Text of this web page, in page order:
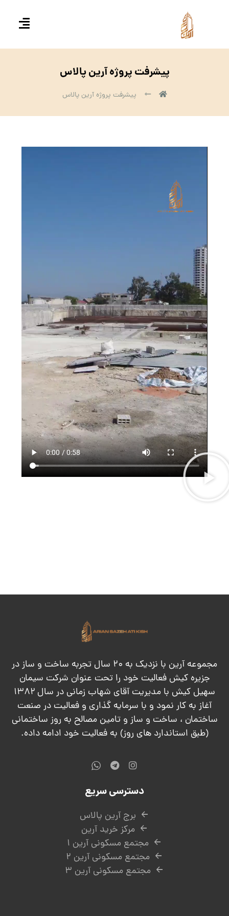
پیشرفت پروژه آرین پالاس
پیشرفت پروژه آرین پالاس
مجموعه آرین با نزدیک به ۲۰ سال تجربه ساخت و ساز در
جزیره کیش فعالیت خود را تحت عنوان شرکت سیمان
سهیل کیش با مدیریت آقای شهاب زمانی در سال ۱۳۸۲
آغاز به کار نمود و با سرمایه گذاری و فعالیت در صنعت
ساختمان ، ساخت و ساز و تامین مصالح به روز ساختمانی
(طبق استاندارد های روز) به فعالیت خود ادامه داده.
دسترسی سریع
برج آرین پالاس
مرکز خرید آرین
مجتمع مسکونی آرین ۱
مجتمع مسکونی آرین ۲
مجتمع مسکونی آرین ۳